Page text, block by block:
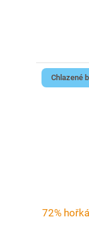
Chlazené
72%